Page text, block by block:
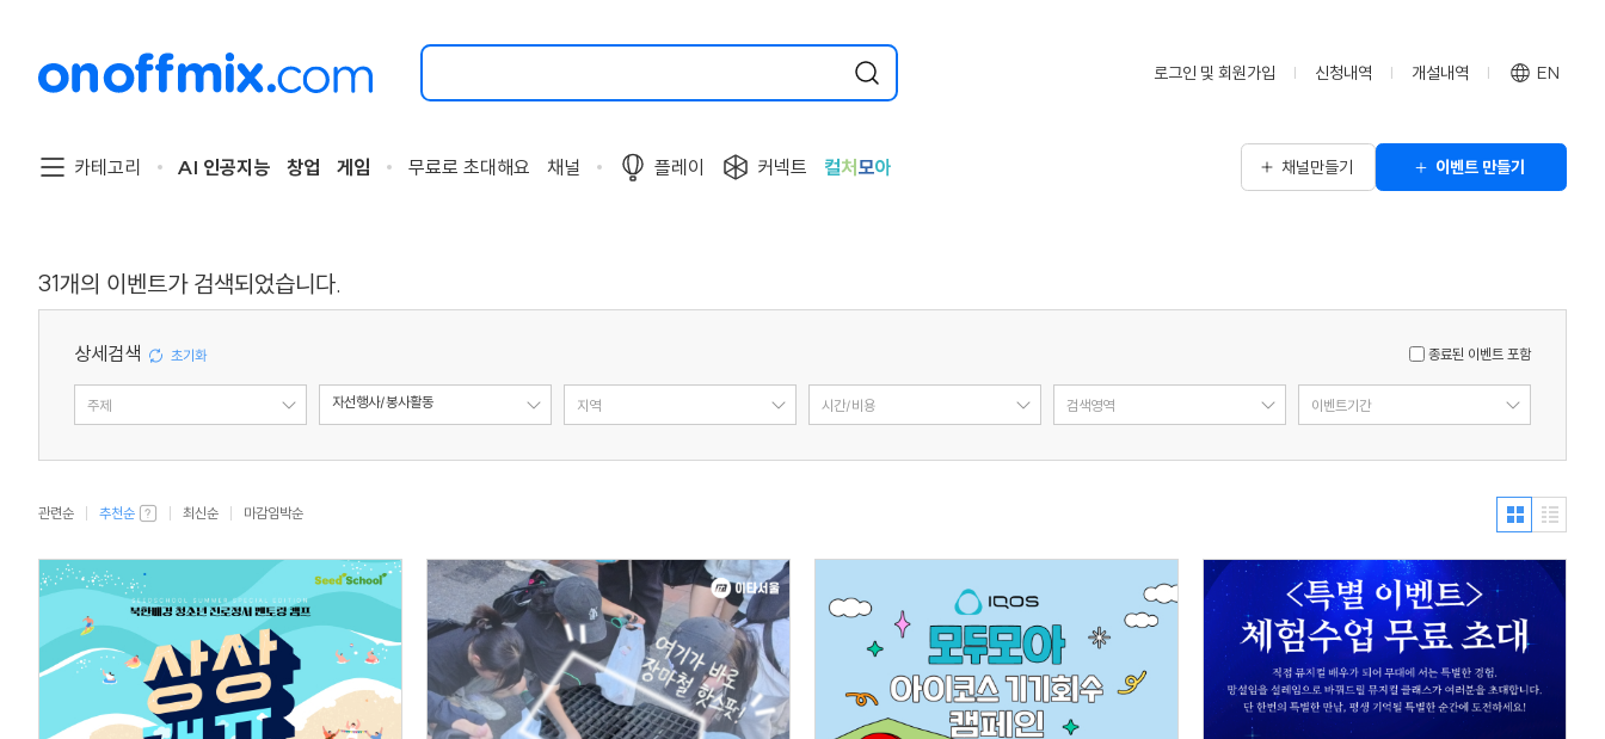
검
할
트
요.
로그인 및 회원가입 신청내역 개설내역 EN
카테고리 AI 인공지능 창업 게임 무료로 초대해요 채널 플레이 커넥트 컬처 모아 채널만들기 이벤트 만들기
31개의 이벤트가 검색되었습니다.
상세검색 종료된 이벤트 포함
주제 유형
자선행사/봉사활동 지역 시간/비용 검색영역 이벤트기간
관련순 추천순 최신순 마감임박순